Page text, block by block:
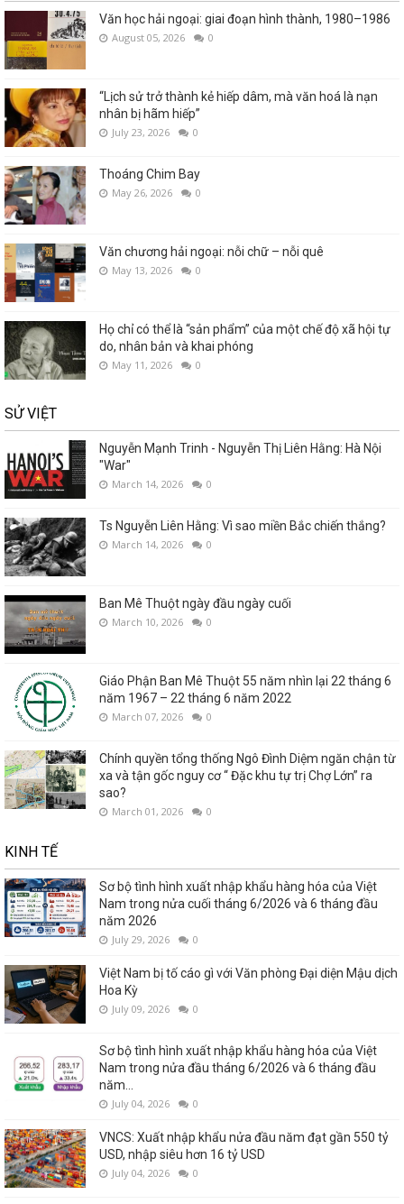
Văn học hải ngoại: giai đoạn hình thành, 1980–1986
August 05, 2026 0
“Lịch sử trở thành kẻ hiếp dâm, mà văn hoá là nạn
nhân bị hãm hiếp”
July 23, 2026 0
Thoáng Chim Bay
May 26, 2026 0
Văn chương hải ngoại: nỗi chữ – nỗi quê
May 13, 2026 0
Họ chỉ có thể là “sản phẩm” của một chế độ xã hội tự
do, nhân bản và khai phóng
May 11, 2026 0
SỬ VIỆT
Nguyễn Mạnh Trinh - Nguyễn Thị Liên Hằng: Hà Nội
"War"
March 14, 2026 0
Ts Nguyễn Liên Hằng: Vì sao miền Bắc chiến thắng?
March 14, 2026 0
Ban Mê Thuột ngày đầu ngày cuối
March 10, 2026 0
Giáo Phận Ban Mê Thuột 55 năm nhìn lại 22 tháng 6
năm 1967 – 22 tháng 6 năm 2022
March 07, 2026 0
Chính quyền tổng thống Ngô Đình Diệm ngăn chận từ
xa và tận gốc nguy cơ “ Đặc khu tự trị Chợ Lớn” ra
sao?
March 01, 2026 0
KINH TẾ
Sơ bộ tình hình xuất nhập khẩu hàng hóa của Việt
Nam trong nửa cuối tháng 6/2026 và 6 tháng đầu
năm 2026
July 29, 2026 0
Việt Nam bị tố cáo gì với Văn phòng Đại diện Mậu dịch
Hoa Kỳ
July 09, 2026 0
Sơ bộ tình hình xuất nhập khẩu hàng hóa của Việt
Nam trong nửa đầu tháng 6/2026 và 6 tháng đầu
năm...
July 04, 2026 0
VNCS: Xuất nhập khẩu nửa đầu năm đạt gần 550 tỷ
USD, nhập siêu hơn 16 tỷ USD
July 04, 2026 0